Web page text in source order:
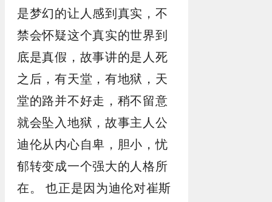
是梦幻的让人感到真实，不
禁会怀疑这个真实的世界到
底是真假，故事讲的是人死
之后，有天堂，有地狱，天
堂的路并不好走，稍不留意
就会坠入地狱，故事主人公
迪伦从内心自卑，胆小，忧
郁转变成一个强大的人格所
在。 也正是因为迪伦对崔斯